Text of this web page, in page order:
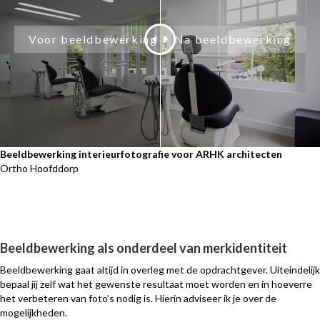
Beeldbewerking interieurfotografie voor ARHK architecten
Ortho Hoofddorp
Beeldbewerking als onderdeel van merkidentiteit
Beeldbewerking gaat altijd in overleg met de opdrachtgever. Uiteindelijk
bepaal jij zelf wat het gewenste resultaat moet worden en in hoeverre
het verbeteren van foto’s nodig is. Hierin adviseer ik je over de
mogelijkheden.